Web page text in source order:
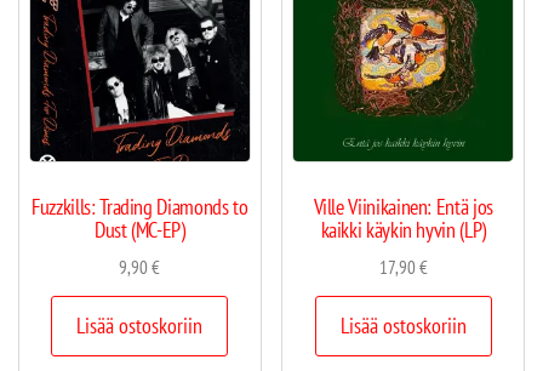
Fuzzkills: Trading Diamonds to
Dust (MC-EP)
9,90€
Lisää ostoskoriin
Ville Viinikainen: Entä jos
kaikki käykin hyvin (LP)
17,90€
Lisää ostoskoriin